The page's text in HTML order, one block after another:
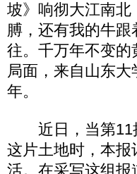
坡》响彻大江南北
膊，还有我的牛
往。千万年不变
局面，来自山东
年。
近日，当第11
这片土地时，本
活。在采写这组